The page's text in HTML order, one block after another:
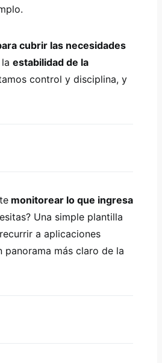
cubrir las necesidades
estabilidad de la
control y disciplina, y
monitorear lo que ingresa
Una simple plantilla
a aplicaciones
panorama más claro de la